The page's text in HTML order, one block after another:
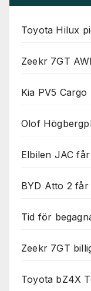
Toyota Hilux
Zeekr 7GT
Kia PV5
Olof
Elbilen JAC
BYD Atto 2
Tid för
Zeekr 7GT
Toyota bZ4X